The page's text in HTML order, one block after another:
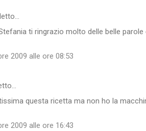
ti ringrazio molto delle belle
2009 alle ore 08:53
questa ricetta ma non ho la
2009 alle ore 16:43